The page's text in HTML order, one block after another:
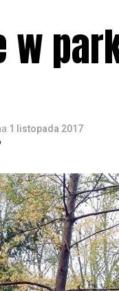
w
1 listopada 2017